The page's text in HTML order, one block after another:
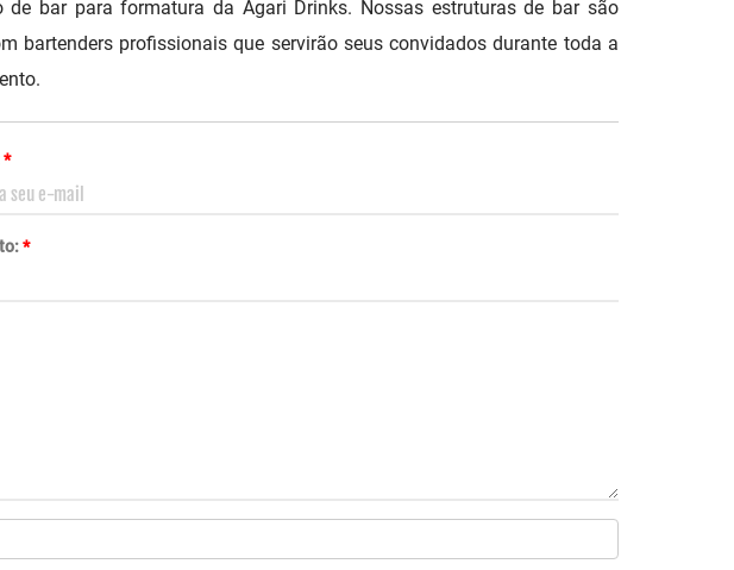
bar para formatura da Agari Drinks. Nossas estruturas de bar são
bartenders profissionais que servirão seus convidados durante toda a
*
*